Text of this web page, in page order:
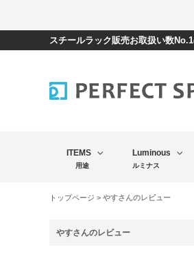
スチールラック販売お取扱い数
ITEMS
用途
Luminous
ルミナス
トップページ > やすさんのレビュー
やすさんのレビュー